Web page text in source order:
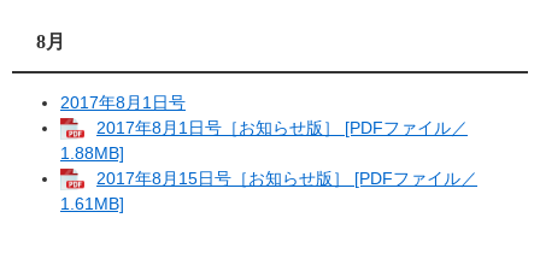
8月
2017年8月1日号
2017年8月1日号［お知らせ版］ [PDFファイル／
1.88MB]
2017年8月15日号［お知らせ版］ [PDFファイル／
1.61MB]